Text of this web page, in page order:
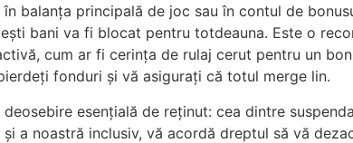
în balanța principală de joc sau în contul de
bani va fi blocat pentru totdeauna. Este o
cum ar fi cerința de rulaj cerut pentru un
fonduri și vă asigurați că totul merge lin.
deosebire esențială de reținut: cea dintre
a noastră inclusiv, vă acordă dreptul să vă